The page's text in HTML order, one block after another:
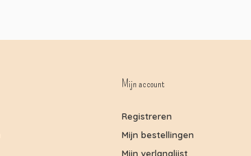
Mijn account
Registreren
Mijn bestellingen
Mijn verlanglijst